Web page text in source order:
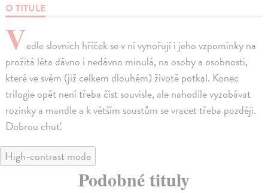
O TITULE
Vedle slovních hříček se v ní vynořují i jeho vzpomínky na
prožitá léta dávno i nedávno minulá, na osoby a osobnosti,
které ve svém (již celkem dlouhém) životě potkal. Konec
trilogie opět není třeba číst souvisle, ale nahodile vyzobávat
rozinky a mandle a k větším soustům se vracet třeba později.
Dobrou chuť.
High-contrast mode
Podobné tituly